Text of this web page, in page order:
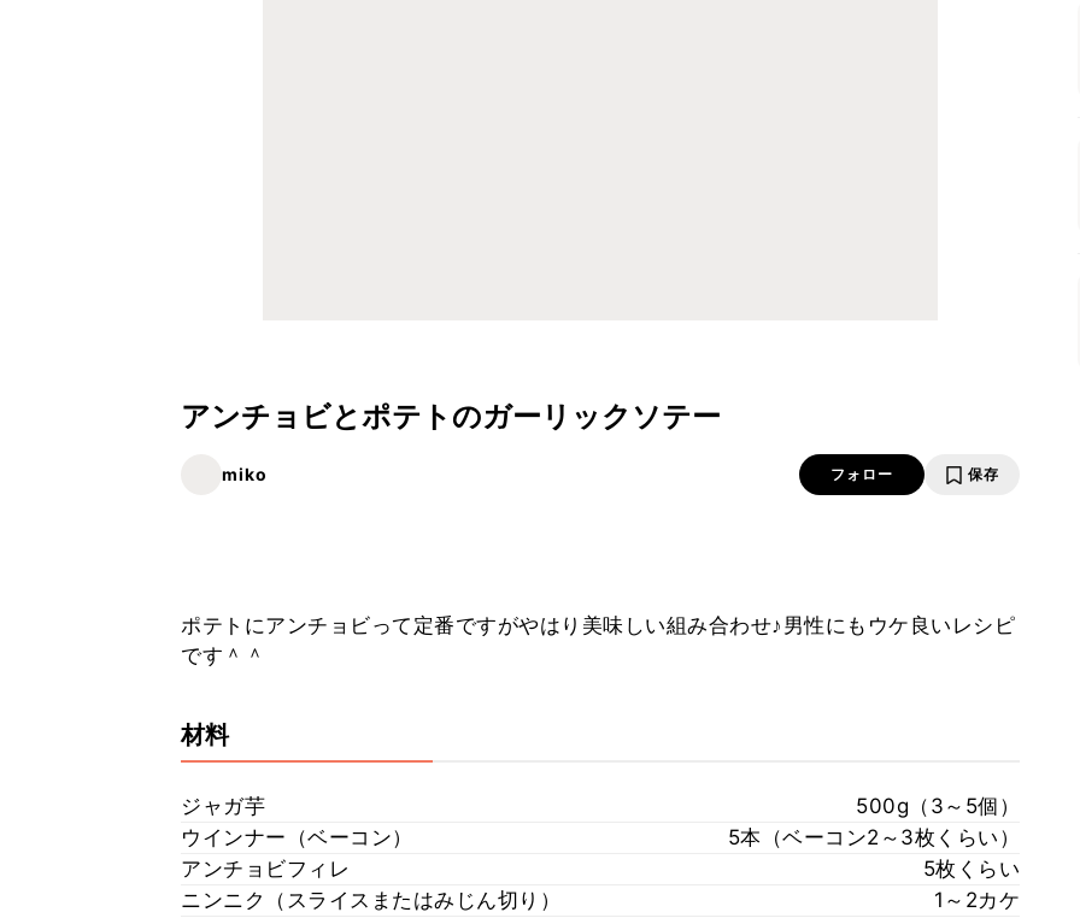
アンチョビとポテトのガーリックソテー
miko フォロー 保存
ポテトにアンチョビって定番ですがやはり美味しい組み合わせ♪男性にもウケ良いレシピ
です＾＾
材料
ジャガ芋
500g（3～5個）
ウインナー（ベーコン）
5本（ベーコン2～3枚くらい）
アンチョビフィレ
5枚くらい
ニンニク（スライスまたはみじん切り）
1～2カケ